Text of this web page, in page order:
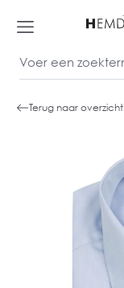
Terug naar overzicht